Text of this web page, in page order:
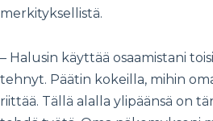
merkityksellistä.
– Halusin käyttää osaamistani
tehnyt. Päätin kokeilla, mihin
riittää. Tällä alalla ylipäänsä on